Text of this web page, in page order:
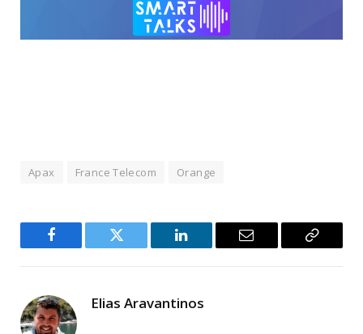
Apax France Telecom Orange
Facebook Twitter LinkedIn Email
Copy
Elias Aravantinos